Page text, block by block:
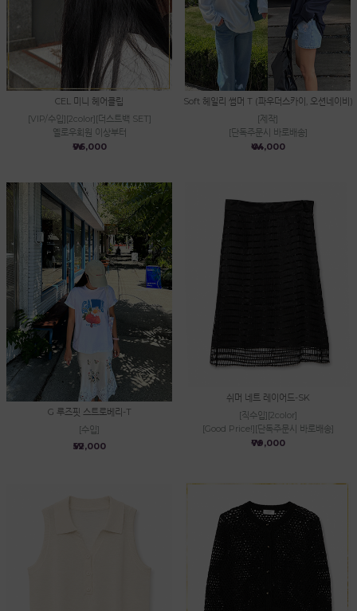
CEL 미니 헤어클립
[VIP/수입][2color][더스트백 SET]
옐로우회원 이상부터
₩96,000
Soft 헤일리 썸머 T (파우더스카이, 오션네이비)
[제작]
[단독주문시 바로배송]
₩44,000
G 루즈핏 스트로베리-T
[수입]
₩52,000
쉬머 네트 레이어드-SK
[직수입][2color]
[Good Price!][단독주문시 바로배송]
₩79,000